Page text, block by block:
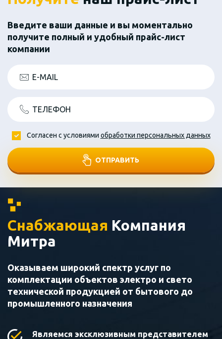
Введите ваши данные и вы моментально
получите полный и удобный прайс-лист
компании
E-MAIL
ТЕЛЕФОН
ОТПРАВИТЬ
Согласен с условиями обработки персональных данных
Снабжающая Компания
Митра
Оказываем широкий спектр услуг по
комплектации объектов электро и свето
технической продукцией от бытового до
промышленного назначения
Являемся эксклюзивным представителем